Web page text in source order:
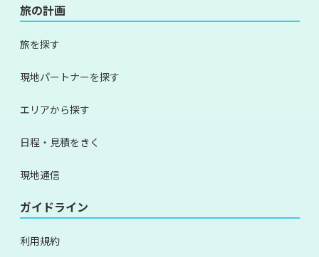
旅の計画
旅を探す
現地パートナーを探す
エリアから探す
日程・見積をきく
現地通信
ガイドライン
利用規約